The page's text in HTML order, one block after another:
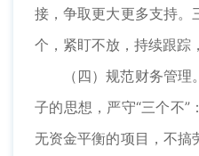
接，争取更大更多支持。
个，紧盯不放，持续跟踪
（四）规范财务管
子的思想，严守“三个不”
无资金平衡的项目，不搞